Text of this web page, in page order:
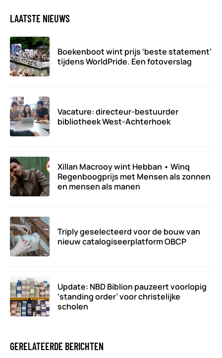
LAATSTE NIEUWS
Boekenboot wint prijs ‘beste statement’
tijdens WorldPride. Een fotoverslag
Vacature: directeur-bestuurder
bibliotheek West-Achterhoek
Xillan Macrooy wint Hebban • Winq
Regenboogprijs met Mensen als zonnen
en mensen als manen
Triply geselecteerd voor de bouw van
nieuw catalogiseerplatform OBCP
Update: NBD Biblion pauzeert voorlopig
‘standing order’ voor christelijke
scholen
GERELATEERDE BERICHTEN